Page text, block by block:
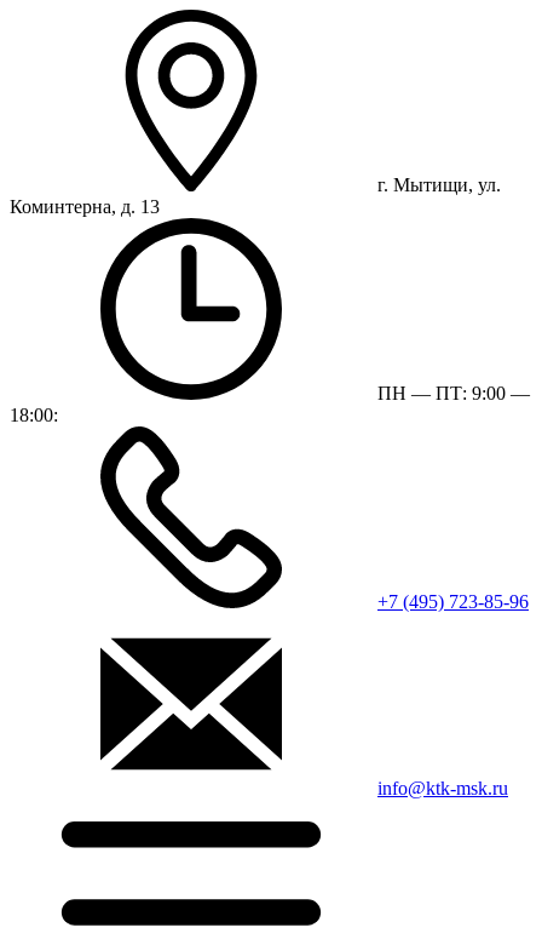
г. Мытищи, ул.
Коминтерна, д. 13
ПН — ПТ: 9:00 —
18:00:
+7 (495) 723-85-96
info@ktk-msk.ru